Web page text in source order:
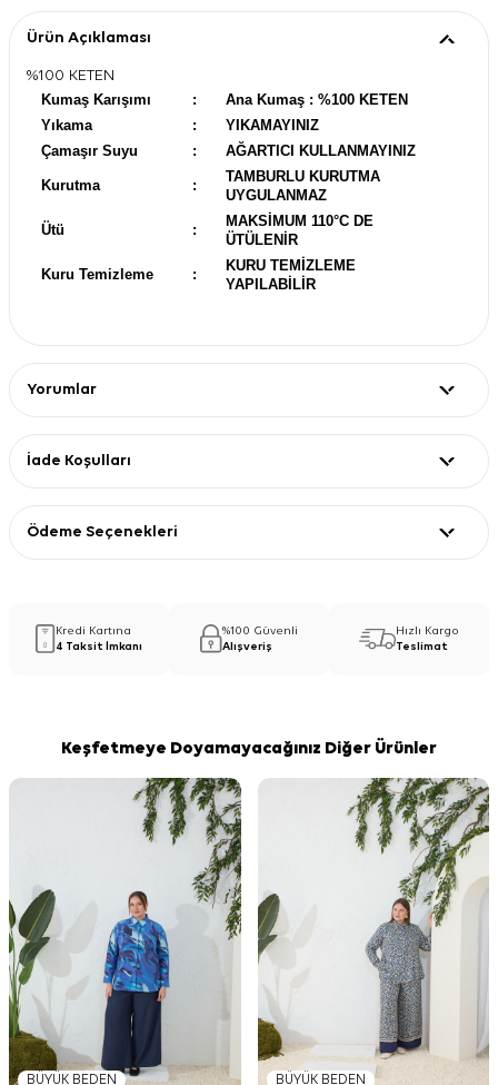
Ürün Açıklaması
%100 KETEN
Kumaş Karışımı
:
Ana Kumaş : %100 KETEN
Yıkama
:
YIKAMAYINIZ
Çamaşır Suyu
: AĞARTICI KULLANMAYINIZ
Kurutma :
TAMBURLU KURUTMA
UYGULANMAZ
Ütü :
MAKSİMUM 110°C DE
ÜTÜLENİR
Kuru Temizleme :
KURU TEMİZLEME
YAPILABİLİR
Yorumlar
İade Koşulları
Ödeme Seçenekleri
Kredi Kartına
4 Taksit İmkanı
%100 Güvenli
Alışveriş
Hızlı Kargo
Teslimat
Keşfetmeye Doyamayacağınız Diğer Ürünler
BÜYÜK BEDEN
BÜYÜK BEDEN